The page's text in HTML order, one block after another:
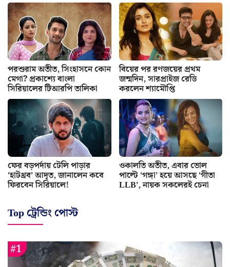
পরশুরাম অতীত, সিংহাসনে কোন
মেগা? প্রকাশ্যে বাংলা
সিরিয়ালের টিআরপি তালিকা
বিয়ের পর রণজয়ের প্রথম
জন্মদিন, সারপ্রাইজ রেডি
করলেন শ্যামৌপ্তি
ফের বড়পর্দায় টেলি পাড়ার
‘হাটথ্রব’ আদৃত, জানালেন কবে
ফিরবেন সিরিয়ালে!
ওকালতি অতীত, এবার ভোল
পাল্টে ‘গঙ্গা’ হয়ে আসছে ‘গীতা
LLB’, নায়ক সকলেরই চেনা
Top ট্রেন্ডিং পোস্ট